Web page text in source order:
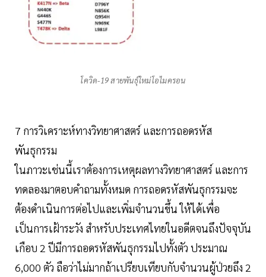
โควิด-19 สายพันธุ์ใหม่โอไมครอน
7 การวิเคราะห์ทางวิทยาศาสตร์ และการถอดรหัส
พันธุกรรม
ในภาวะเช่นนี้เราต้องการเหตุผลทางวิทยาศาสตร์ และการ
ทดลองมาตอบคำถามทั้งหมด การถอดรหัสพันธุกรรมจะ
ต้องดำเนินการต่อไปและเพิ่มจำนวนขึ้น ให้ได้เพื่อ
เป็นการเฝ้าระวัง สำหรับประเทศไทยในอดีตจนถึงปัจจุบัน
เกือบ 2 ปีมีการถอดรหัสพันธุกรรมไปทั้งตัว ประมาณ
6,000 ตัว ถือว่าไม่มากถ้าเปรียบเทียบกับจำนวนผู้ป่วยถึง 2